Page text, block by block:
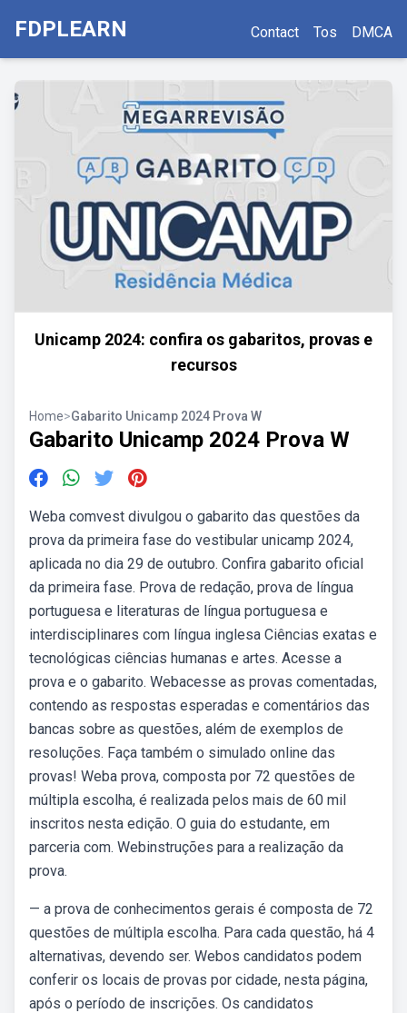
FDPLEARN Contact Tos DMCA
Unicamp 2024: confira os gabaritos, provas e
recursos
Home>Gabarito Unicamp 2024 Prova W
Gabarito Unicamp 2024 Prova W
Weba comvest divulgou o gabarito das questões da
prova da primeira fase do vestibular unicamp 2024,
aplicada no dia 29 de outubro. Confira gabarito oficial
da primeira fase. Prova de redação, prova de língua
portuguesa e literaturas de língua portuguesa e
interdisciplinares com língua inglesa Ciências exatas e
tecnológicas ciências humanas e artes. Acesse a
prova e o gabarito. Webacesse as provas comentadas,
contendo as respostas esperadas e comentários das
bancas sobre as questões, além de exemplos de
resoluções. Faça também o simulado online das
provas! Weba prova, composta por 72 questões de
múltipla escolha, é realizada pelos mais de 60 mil
inscritos nesta edição. O guia do estudante, em
parceria com. Webinstruções para a realização da
prova.
— a prova de conhecimentos gerais é composta de 72
questões de múltipla escolha. Para cada questão, há 4
alternativas, devendo ser. Webos candidatos podem
conferir os locais de provas por cidade, nesta página,
após o período de inscrições. Os candidatos